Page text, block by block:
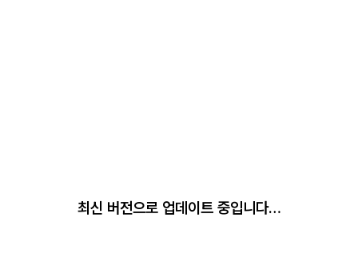
최신 버전으로 업데이트 중입니다…